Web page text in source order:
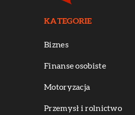
KATEGORIE
Biznes
Finanse osobiste
Motoryzacja
Przemysł i rolnictwo